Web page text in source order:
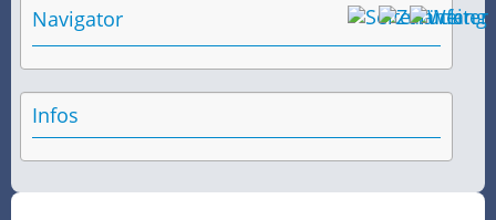
Navigator
Infos